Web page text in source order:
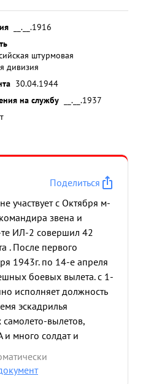
__.__.1916
штурмовая
дивизия
30.04.1944
на службу
__.__.1937
Поделиться
участвует с Октября м-
звена и
ИЛ-2 совершил 42
. После первого
1943г. по 14-е апреля
боевых вылета. с 1-
исполняет должность
эскадрилья
вылетов,
много солдат и
4 БДБ вызваны
портовом буксире.